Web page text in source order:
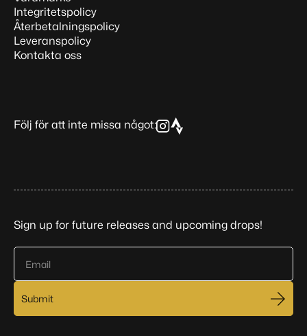
Integritetspolicy
Återbetalningspolicy
Leveranspolicy
Kontakta oss
Följ för att inte missa något:
Sign up for future releases and upcoming drops!
Email
Submit